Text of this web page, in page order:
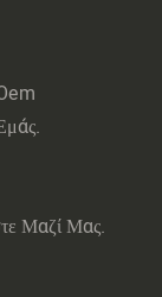
Μαζί Μας.